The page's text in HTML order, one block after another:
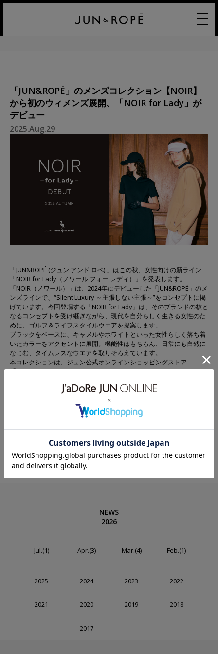
「JUN&ROPÉ」のメンズコレクション【NOIR】
から初のウィメンズ展開、「NOIR for Lady」が
デビュー
2025.Aug.29
「JUN&ROPÉ (ジュン アンド ロペ) 」はこの秋、女性向けの新ライン
「NOIR for Lady（ノワール フォー レディ）」を発表します。
「NOIR（ノワール）」は、2024年にデビューした「JUN&ROPÉ」のメ
ンズラインで、“Silent Luxury ～主張しない主張～”をコンセプトに掲
げています。今回登場する「NOIR for Lady」は、そのブランドの核と
なるコンセプトを受け継ぎながら、現代を自分らしく生きる女性のた
めに、ゴルフ＆ライフスタイルウエアを提案します。
ブラックをベースに、キャメルやホワイトといった女性らしく落ち着
いたカラーをアクセントに展開。機能性はもちろん、日常にも自然に
なじむ、タイムレスなウエアを取りそろえています。
本コレクションは、ジュン公式オンラインショッピングストア
「J’aDoRe JUN ONLINE（ジャドール
NOIR 2025 A/W LOOK
NEWS
2026
Jul.(1) Apr.(3) Mar.(4) Feb.(1)
2025 2024 2023 2022
2021 2020 2019 2018
2017